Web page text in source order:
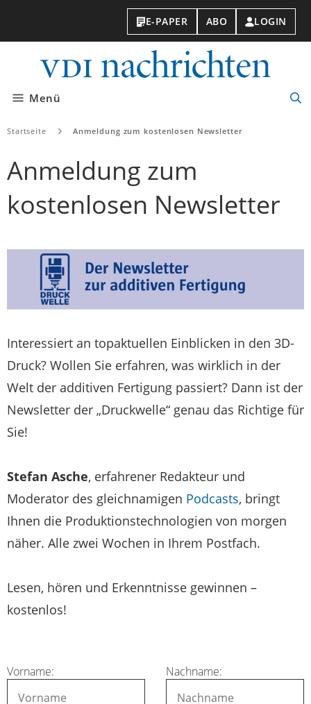
E-PAPER ABO LOGIN
Menü
Startseite Anmeldung zum kostenlosen Newsletter
Anmeldung zum
kostenlosen Newsletter
Interessiert an topaktuellen Einblicken in den 3D-
Druck? Wollen Sie erfahren, was wirklich in der
Welt der additiven Fertigung passiert? Dann ist der
Newsletter der „Druckwelle“ genau das Richtige für
Sie!
Stefan Asche, erfahrener Redakteur und
Moderator des gleichnamigen Podcasts, bringt
Ihnen die Produktionstechnologien von morgen
näher. Alle zwei Wochen in Ihrem Postfach.
Lesen, hören und Erkenntnisse gewinnen –
kostenlos!
Vorname: Nachname: